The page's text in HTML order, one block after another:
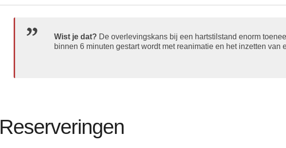
Wist je dat? De overlevingskans bij een hartstilstand enorm
binnen 6 minuten gestart wordt met reanimatie en het inzetten van
Reserveringen